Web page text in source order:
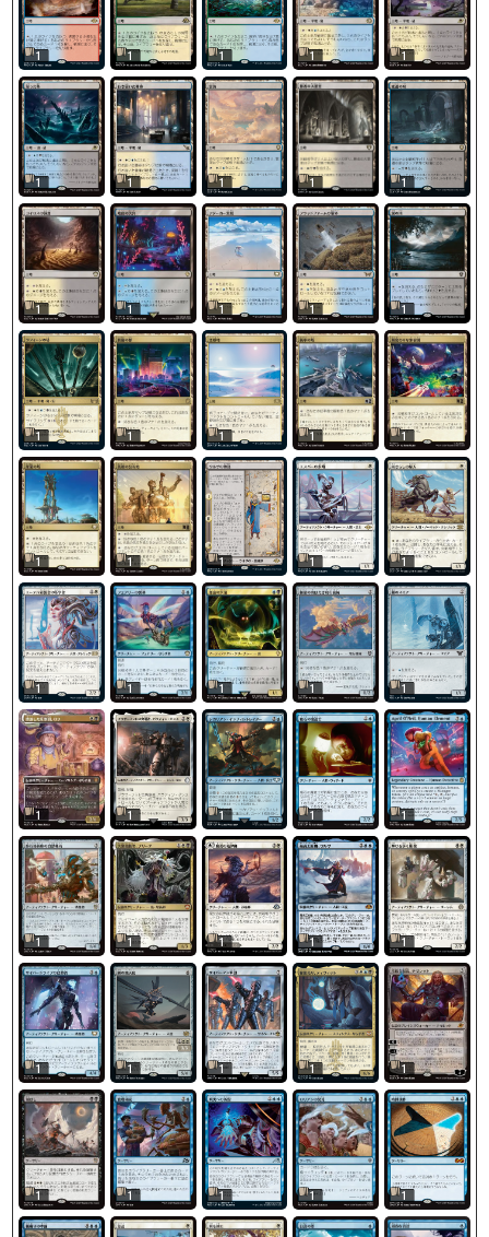
1 1 1 1 1
1 1 1 1 1
1 1 1 1 1
1 1 1 1 1
1 1 1 1 1
1 1 1 1 1
1 1 1 1 1
1 1 1 1 1
1 1 1 1 1
1 1 1 1 1